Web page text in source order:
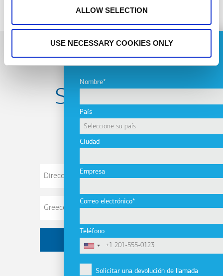
ALLOW SELECTION
USE NECESSARY COOKIES ONLY
ASK FOR A QUOTE
Nombre
País
Ciudad
Empresa
Correo electrónico
Teléfono
Solicitar una devolución de llamada
Subscribe to
newsletter
Dirección
electrónico